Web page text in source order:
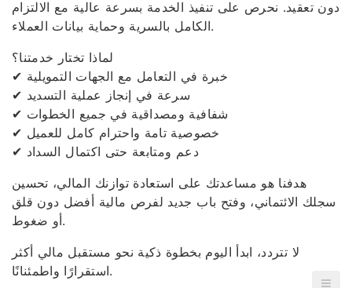
دون تعقيد. نحرص على تنفيذ الخدمة بسرعة عالية مع الالتزام
الكامل بالسرية وحماية بيانات العملاء.
لماذا تختار خدمتنا؟
✔ خبرة في التعامل مع الجهات التمويلية
✔ سرعة في إنجاز عملية التسديد
✔ شفافية ومصداقية في جميع الخطوات
✔ خصوصية تامة واحترام كامل للعميل
✔ دعم ومتابعة حتى اكتمال السداد
هدفنا هو مساعدتك على استعادة توازنك المالي، تحسين
سجلك الائتماني، وفتح باب جديد لفرص مالية أفضل دون قلق
أو ضغوط.
لا تتردد، ابدأ اليوم بخطوة ذكية نحو مستقبل مالي أكثر
استقرارًا واطمئنانًا.